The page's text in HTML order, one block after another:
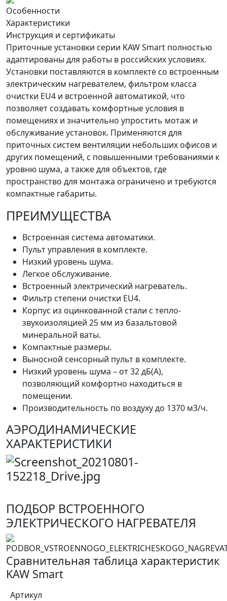
Особенности
Характеристики
Инструкция и сертификаты
Приточные установки серии KAW Smart полностью
адаптированы для работы в российских условиях.
Установки поставляются в комплекте со встроенным
электрическим нагревателем, фильтром класса
очистки EU4 и встроенной автоматикой, что
позволяет создавать комфортные условия в
помещениях и значительно упростить мотаж и
обслуживание установок. Применяются для
приточных систем вентиляции небольших офисов и
других помещений, с повышенными требованиями к
уровню шума, а также для объектов, где
пространство для монтажа ограничено и требуются
компактные габариты.
ПРЕИМУЩЕСТВА
Встроенная система автоматики.
Пульт управления в комплекте.
Низкий уровень шума.
Легкое обслуживание.
Встроенный электрический нагреватель.
Фильтр степени очистки EU4.
Корпус из оцинкованной стали с тепло-
звукоизоляцией 25 мм из базальтовой
минеральной ваты.
Компактные размеры.
Выносной сенсорный пульт в комплекте.
Низкий уровень шума – от 32 дБ(А),
позволяющий комфортно находиться в
помещении.
Производительность по воздуху до 1370 м3/ч.
АЭРОДИНАМИЧЕСКИЕ
ХАРАКТЕРИСТИКИ
ПОДБОР ВСТРОЕННОГО
ЭЛЕКТРИЧЕСКОГО НАГРЕВАТЕЛЯ
Сравнительная таблица характеристик
KAW Smart
Артикул